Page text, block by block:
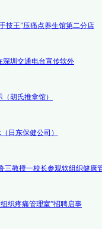
技王”压痛点养生馆第二分店
深圳交通电台宣传软外
胡氏推拿馆）
日东保健公司）
三教授一校长参观软组织健康
织疼痛管理室”招聘启事